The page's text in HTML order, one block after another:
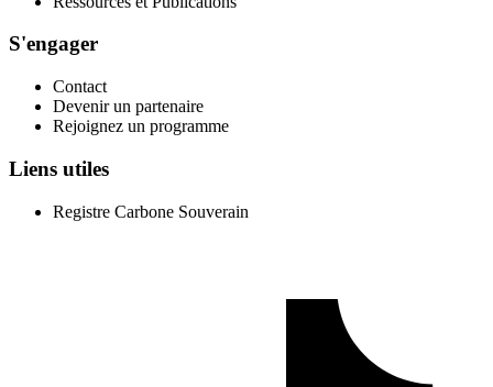
S'engager
Contact
Devenir un partenaire
Rejoignez un programme
Liens utiles
Registre Carbone Souverain